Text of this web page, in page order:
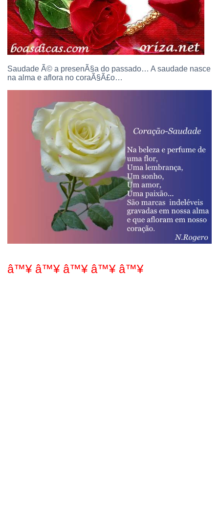
Saudade Ã© a presenÃ§a do passado… A saudade nasce
na alma e aflora no coraÃ§Ã£o…
â™¥ â™¥ â™¥ â™¥ â™¥